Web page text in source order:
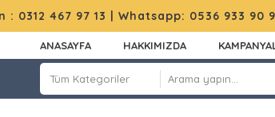
: 0312 467 97 13 | Whatsapp: 0536 933 90
ANASAYFA HAKKIMIZDA